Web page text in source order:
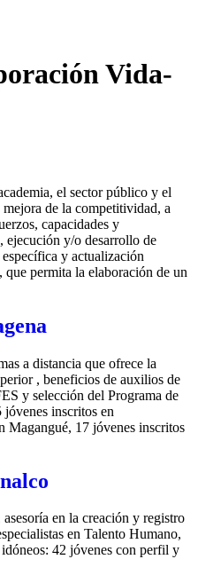
Vida-
el sector público y el
de la competitividad, a
capacidades y
ejecución y/o desarrollo de
y actualización
permita la elaboración de un
a distancia que ofrece la
, beneficios de auxilios de
y selección del Programa de
jóvenes inscritos en
Magangué, 17 jóvenes inscritos
en la creación y registro
en Talento Humano,
42 jóvenes con perfil y